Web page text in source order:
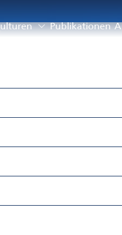
Publikationen